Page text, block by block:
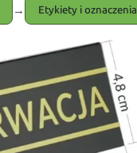
→ Etykiety i oznaczenia